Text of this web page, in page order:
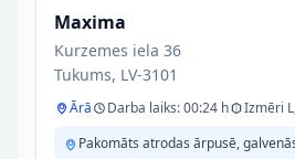
Maxima
Kurzemes iela 36
Tukums, LV-3101
Ārā Darba laiks: 00:24 h
Izmēri
Pakomāts atrodas ārpusē,